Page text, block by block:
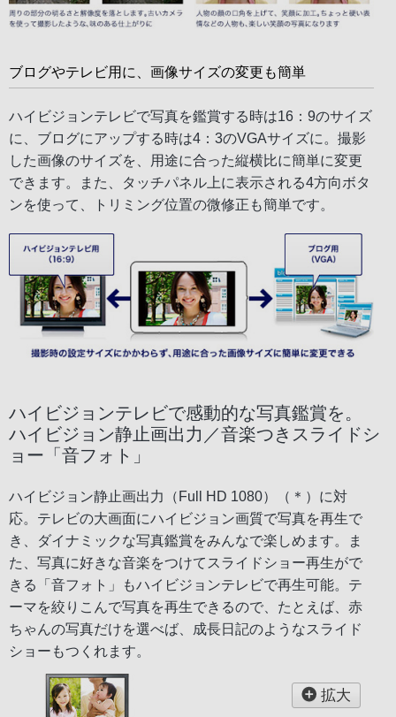
ブログやテレビ用に、画像サイズの変更も簡単
ハイビジョンテレビで写真を鑑賞する時は16：9のサイズ
に、ブログにアップする時は4：3のVGAサイズに。撮影
した画像のサイズを、用途に合った縦横比に簡単に変更
できます。また、タッチパネル上に表示される4方向ボタ
ンを使って、トリミング位置の微修正も簡単です。
ハイビジョンテレビで感動的な写真鑑賞を。
ハイビジョン静止画出力／音楽つきスライドシ
ョー「音フォト」
ハイビジョン静止画出力（Full HD 1080）（＊）に対
応。テレビの大画面にハイビジョン画質で写真を再生で
き、ダイナミックな写真鑑賞をみんなで楽しめます。ま
た、写真に好きな音楽をつけてスライドショー再生がで
きる「音フォト」もハイビジョンテレビで再生可能。テ
ーマを絞りこんで写真を再生できるので、たとえば、赤
ちゃんの写真だけを選べば、成長日記のようなスライド
ショーもつくれます。
拡大